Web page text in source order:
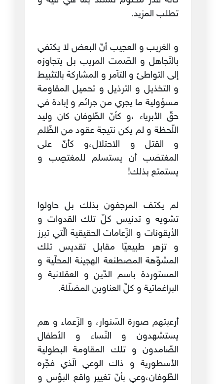
تطلب المزيد.
و الغريب و العجيب أنّ البعض لا يكتفي
بالتّجاهل و الصّمت المريب بل يتجاوزه
إلى التواطئ و التآمر و المشاركة بالتثبيط
و التخذيل و الترذيل و تحميل المقاومة
مسؤولية ما يجري من جرائم و إبادة في
حقّ الأبرياء ،و كأنّ الطّوفان كان وليد
اللّحظة و لم يكن نتيجة عقود من الظّلم
و القتل و الاحتلال،و كأنّ على
المغتصَب أن يستسلم للمغتصِب و
يستمتع بذلك!
لم يكتف المرجفون بذلك بل حاولوا
تشويه و تدنيس كلّ تلك القدوات و
الأيقونات و الزّعامات الحقيقية الّتي تبرز
و تزهر طبيعيّا مقابل تقديس تلك
المشوّهة المصطنعة الهجينة المحلّية و
المستوردة باسم الدّين و العقلانية و
البراغماتية و كلّ العناوين المضلّلة.
أرعبتهم صورة السّنوار، و الزّعماء و هم
يستشهدون و النّساء و الأطفال
الصّامدون و تلك المقاومة البطولية
الأسطورية و ذاك الوعي الّذي فجّره
الطّوفان،وعي بأنّ تغيير واقع البؤس و